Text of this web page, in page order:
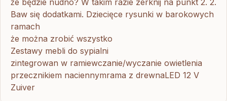
że będzie nudno? W takim razie zerknij na punkt 2. 2.
Baw się dodatkami. Dziecięce rysunki w barokowych
ramach
że można zrobić wszystko
Zestawy mebli do sypialni
zintegrowan w ramiewczanie/wyczanie owietlenia
przecznikiem naciennymrama z drewnaLED 12 V
Zuiver